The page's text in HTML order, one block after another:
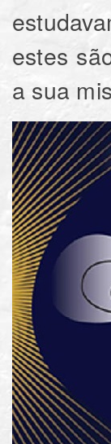
estes
a sua